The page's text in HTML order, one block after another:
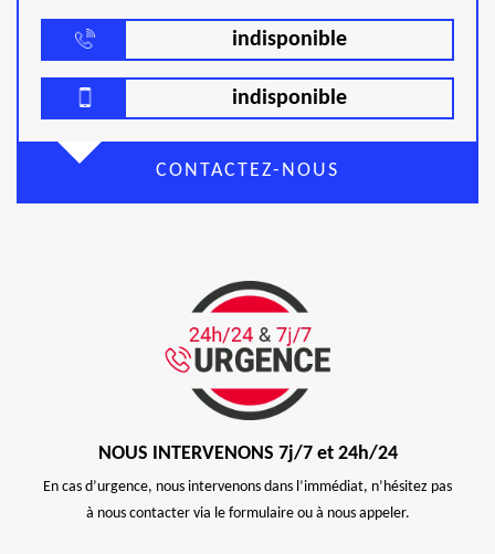
indisponible
indisponible
CONTACTEZ-NOUS
NOUS INTERVENONS 7j/7 et 24h/24
En cas d’urgence, nous intervenons dans l’immédiat, n’hésitez pas
à nous contacter via le formulaire ou à nous appeler.